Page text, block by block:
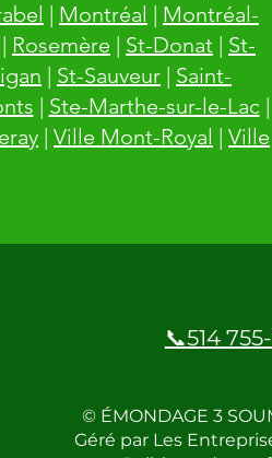
| Montréal | Montréal-
Rosemère | St-Donat | St-
| St-Sauveur | Saint-
| Ste-Marthe-sur-le-Lac|
| Ville Mont-Royal | Ville
📞514
© ÉMONDAGE 3
Géré par Les